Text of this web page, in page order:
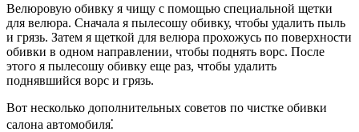
Велюровую обивку я чищу с помощью специальной щетки
для велюра. Сначала я пылесошу обивку, чтобы удалить пыль
и грязь. Затем я щеткой для велюра прохожусь по поверхности
обивки в одном направлении, чтобы поднять ворс. После
этого я пылесошу обивку еще раз, чтобы удалить
поднявшийся ворс и грязь.
Вот несколько дополнительных советов по чистке обивки
салона автомобиля⁚